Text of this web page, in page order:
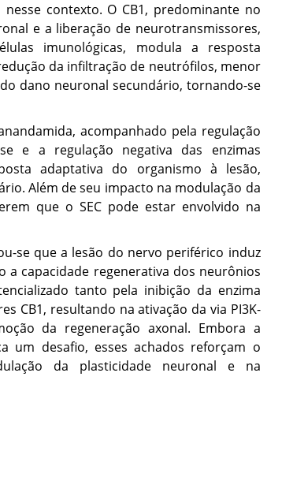
contexto. O CB1, predominante no
e a liberação de neurotransmissores,
imunológicas, modula a resposta
da infiltração de neutrófilos, menor
dano neuronal secundário, tornando-se
acompanhado pela regulação
e a regulação negativa das enzimas
adaptativa do organismo à lesão,
Além de seu impacto na modulação da
que o SEC pode estar envolvido na
se que a lesão do nervo periférico induz
capacidade regenerativa dos neurônios
tanto pela inibição da enzima
CB1, resultando na ativação da via PI3K-
da regeneração axonal. Embora a
um desafio, esses achados reforçam o
da plasticidade neuronal e na